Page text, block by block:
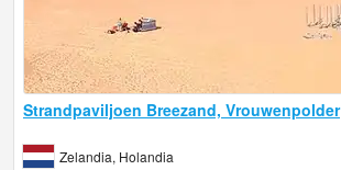
Strandpaviljoen Breezand, Vrouwenpolder
Zelandia, Holandia